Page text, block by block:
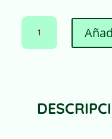
TAZA
ALCACHOFAS
CANTIDAD